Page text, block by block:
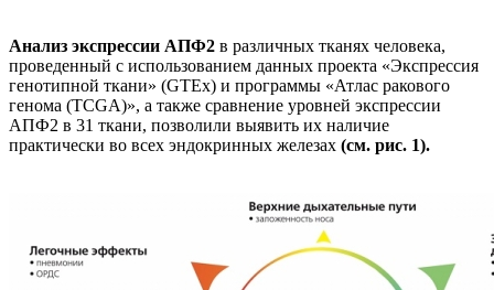
Анализ экспрессии АПФ2 в различных тканях человека,
проведенный с использованием данных проекта «Экспрессия
генотипной ткани» (GTEx) и программы «Атлас ракового
генома (TCGA)», а также сравнение уровней экспрессии
АПФ2 в 31 ткани, позволили выявить их наличие
практически во всех эндокринных железах (см. рис. 1).